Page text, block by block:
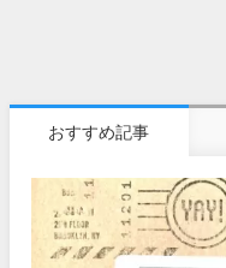
おすすめ記事